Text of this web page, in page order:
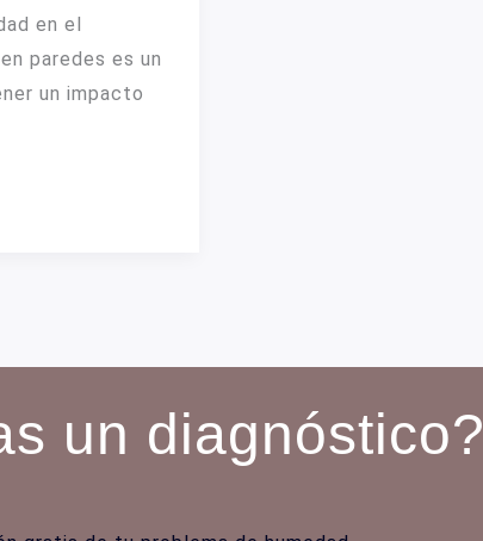
en el
paredes es un
un impacto
un diagnóstico?